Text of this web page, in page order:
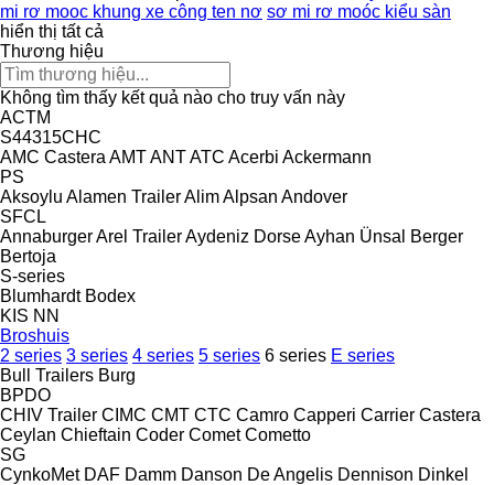
mi rơ mooc khung xe công ten nơ sơ mi rơ moóc kiểu sàn
hiển thị tất cả
Thương hiệu
Không tìm thấy kết quả nào cho truy vấn này
ACTM
S44315CHC
AMC Castera AMTANTATC Acerbi Ackermann
PS
Aksoylu Alamen TrailerAlimAlpsan Andover
SFCL
AnnaburgerArel TrailerAydeniz DorseAyhan Ünsal
Berger
Bertoja
S-series
Blumhardt Bodex
KIS NN
Broshuis
2 series 3 series 4 series 5 series 6 series E series
Bull Trailers Burg
BPDO
CHIV Trailer CIMC CMT CTC Camro Capperi Carrier Castera
Ceylan Chieftain Coder Comet Cometto
SG
CynkoMet DAF Damm Danson De Angelis Dennison Dinkel